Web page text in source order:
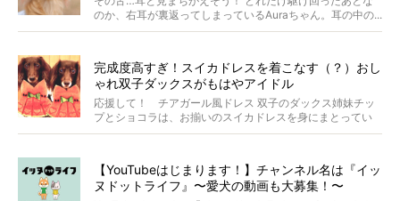
のか、右耳が裏返ってしまっているAuraちゃん。耳の中の...
完成度高すぎ！スイカドレスを着こなす（？）おし
ゃれ双子ダックスがもはやアイドル
応援して！ チアガール風ドレス 双子のダックス姉妹チッ
プとショコラは、お揃いのスイカドレスを身にまとってい
ます...
【YouTubeはじまります！】チャンネル名は『イッ
ヌドットライフ』〜愛犬の動画も大募集！〜